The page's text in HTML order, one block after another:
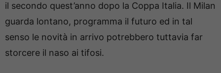
il secondo quest’anno dopo la Coppa Italia. Il Milan
guarda lontano, programma il futuro ed in tal
senso le novità in arrivo potrebbero tuttavia far
storcere il naso ai tifosi.